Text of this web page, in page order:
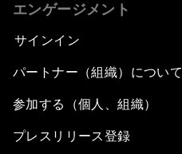
エンゲージメント
サインイン
パートナー（組織）について
参加する（個人、組織）
プレスリリース登録